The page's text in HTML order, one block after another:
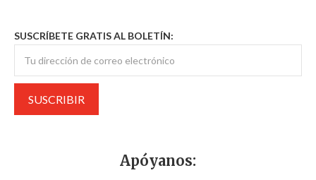
SUSCRÍBETE GRATIS AL BOLETÍN:
Apóyanos: